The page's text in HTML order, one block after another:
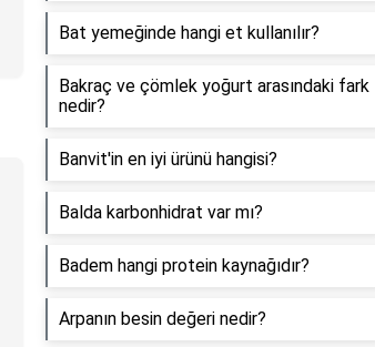
Bat yemeğinde hangi et kullanılır?
Bakraç ve çömlek yoğurt arasındaki fark
nedir?
Banvit'in en iyi ürünü hangisi?
Balda karbonhidrat var mı?
Badem hangi protein kaynağıdır?
Arpanın besin değeri nedir?